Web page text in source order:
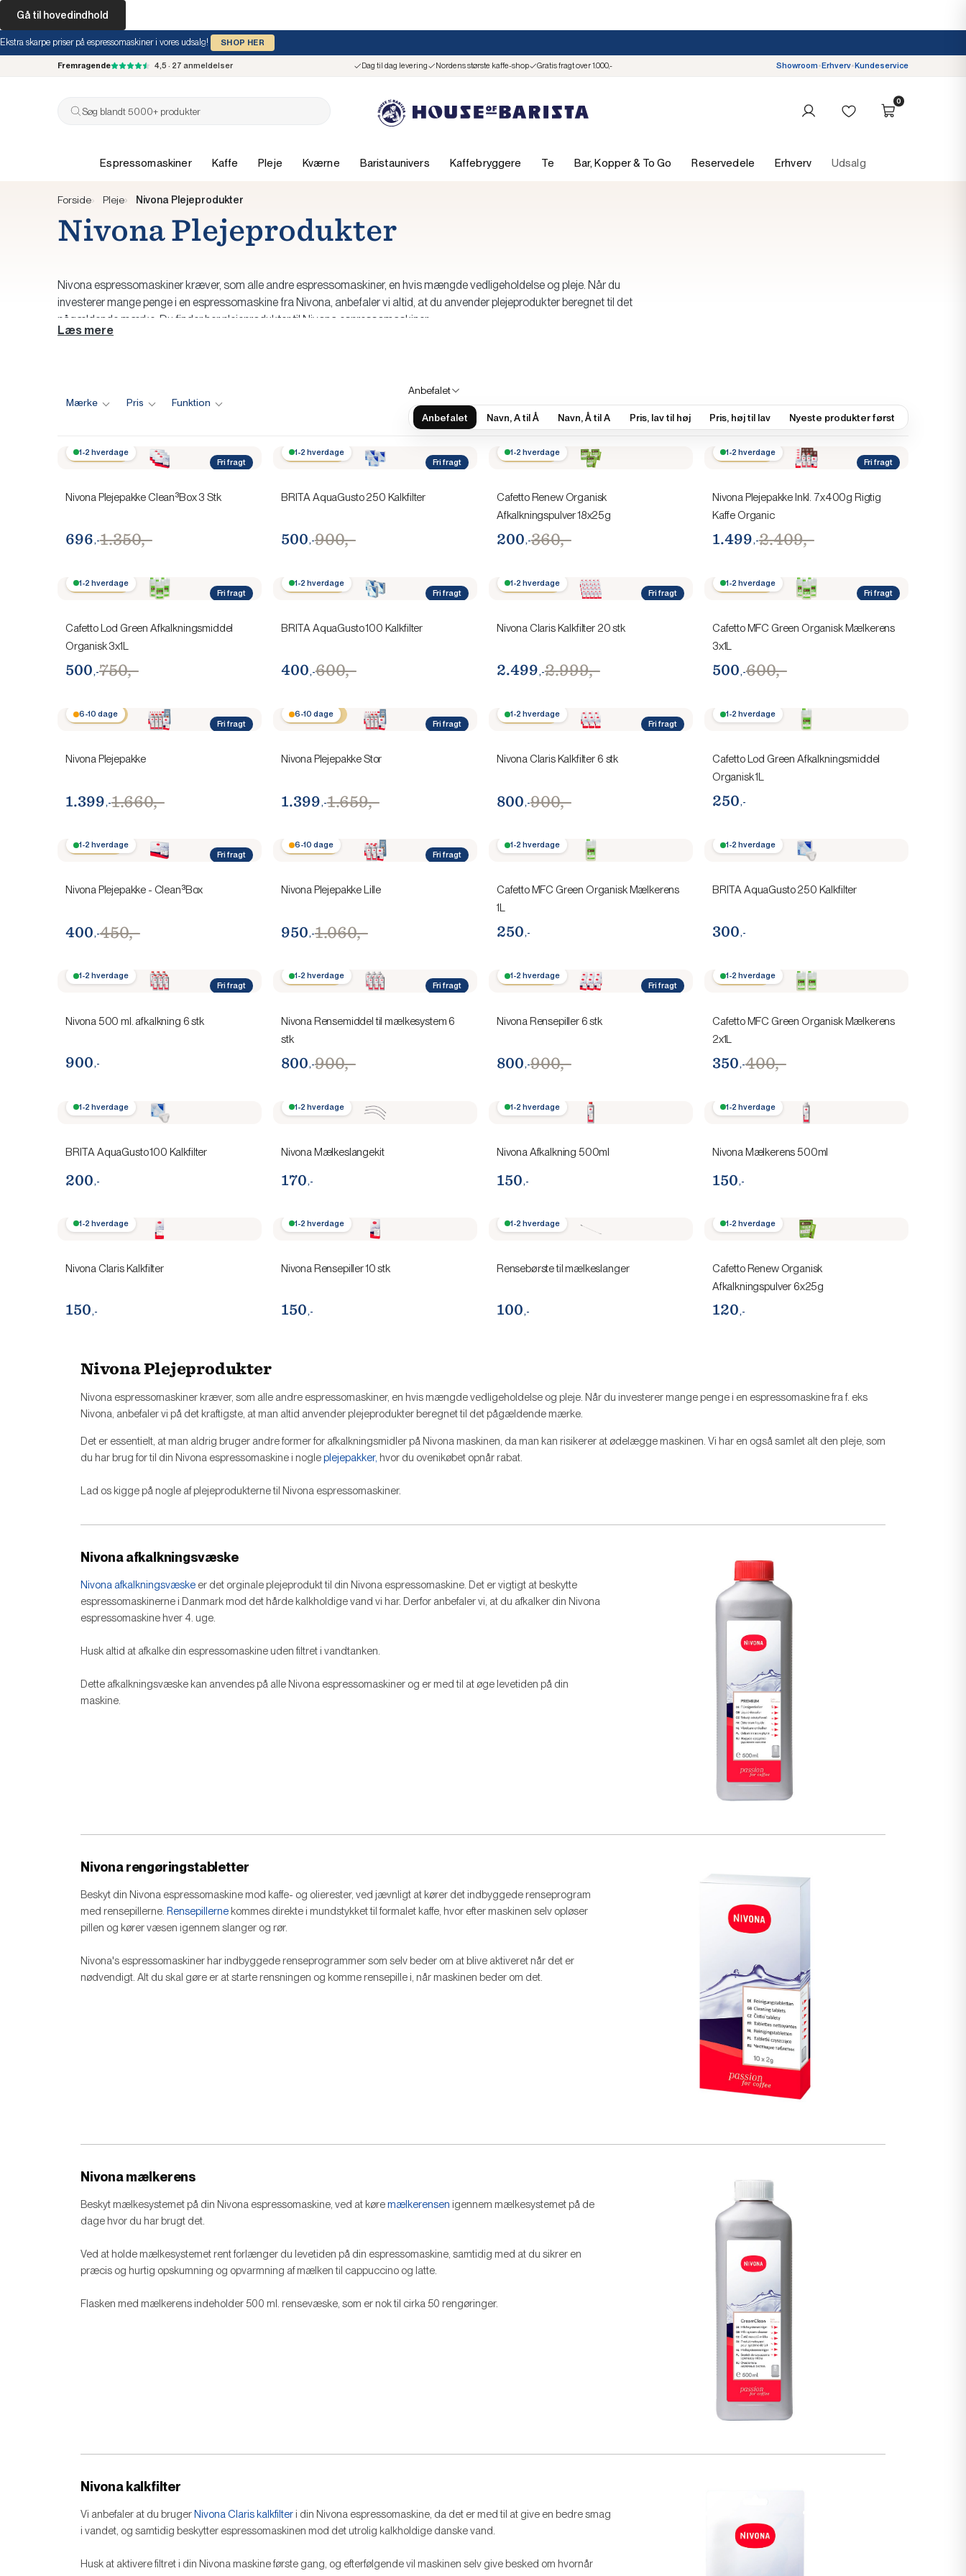
Gå til hovedindhold
Ekstra skarpe priser på espressomaskiner i vores udsalg! SHOP HER
Fremragende 4,5 · 27 anmeldelser Dag til dag levering Nordens største kaffe-shop Gratis fragt over 1.000,- Showroom•Erhverv•Kundeservice
Søg blandt 5000+ produkter
0
Espressomaskiner Kaffe Pleje Kværne Baristaunivers Kaffebryggere Te Bar, Kopper & To Go Reservedele Erhverv Udsalg
Forside Pleje Nivona Plejeprodukter
Nivona Plejeprodukter
Nivona espressomaskiner kræver, som alle andre espressomaskiner, en hvis mængde vedligeholdelse og pleje. Når du
investerer mange penge i en espressomaskine fra Nivona, anbefaler vi altid, at du anvender plejeprodukter beregnet til det
pågældende mærke. Du finder her plejeprodukter til Nivona espressomaskiner.
Læs mere
Mærke Pris Funktion
Anbefalet
Anbefalet Navn, A til Å Navn, Å til A Pris, lav til høj Pris, høj til lav Nyeste produkter først
Fri fragt
1-2 hverdage
Spar 654,-
696,-1.350,-
Nivona Plejepakke Clean³Box 3 Stk
Fri fragt
1-2 hverdage
Spar 400,-
500,-900,-
BRITA AquaGusto 250 Kalkfilter
1-2 hverdage
Spar 160,-
200,-360,-
Cafetto Renew Organisk
Afkalkningspulver 18x25g
Fri fragt
1-2 hverdage
Spar 910,-
1.499,-2.409,-
Nivona Plejepakke Inkl. 7x400g Rigtig
Kaffe Organic
Fri fragt
1-2 hverdage
Spar 250,-
500 ,-750,-
Cafetto Lod Green Afkalkningsmiddel
Organisk 3x1L
Fri fragt
1-2 hverdage
Spar 200,-
400 ,-600,-
BRITA AquaGusto 100 Kalkfilter
Fri fragt
1-2 hverdage
Spar 500,-
2.499 ,-2.999,-
Nivona Claris Kalkfilter 20 stk
Fri fragt
1-2 hverdage
Spar 100,-
500 ,-600,-
Cafetto MFC Green Organisk Mælkerens
3x1L
Fri fragt
6-10 dage
Spar 261,-
1.399 ,-1.660,-
Nivona Plejepakke
Fri fragt
6-10 dage
Spar 260,-
1.399 ,-1.659,-
Nivona Plejepakke Stor
Fri fragt
1-2 hverdage
Spar 100,-
800 ,-900,-
Nivona Claris Kalkfilter 6 stk
1-2 hverdage
250 ,-
Cafetto Lod Green Afkalkningsmiddel
Organisk 1L
Fri fragt
1-2 hverdage
Spar 50,-
400 ,-450,-
Nivona Plejepakke - Clean³Box
Fri fragt
6-10 dage
Spar 110,-
950 ,-1.060,-
Nivona Plejepakke Lille
1-2 hverdage
250 ,-
Cafetto MFC Green Organisk Mælkerens
1L
1-2 hverdage
300 ,-
BRITA AquaGusto 250 Kalkfilter
Fri fragt
1-2 hverdage
900,-
Nivona 500 ml. afkalkning 6 stk
Fri fragt
1-2 hverdage
Spar 100,-
800,-900,-
Nivona Rensemiddel til mælkesystem 6
stk
Fri fragt
1-2 hverdage
Spar 100,-
800,-900,-
Nivona Rensepiller 6 stk
1-2 hverdage
Spar 50,-
350,-400,-
Cafetto MFC Green Organisk Mælkerens
2x1L
1-2 hverdage
200,-
BRITA AquaGusto 100 Kalkfilter
1-2 hverdage
170,-
Nivona Mælkeslangekit
1-2 hverdage
150,-
Nivona Afkalkning 500ml
1-2 hverdage
150,-
Nivona Mælkerens 500ml
1-2 hverdage
150 ,-
Nivona Claris Kalkfilter
1-2 hverdage
150 ,-
Nivona Rensepiller 10 stk
1-2 hverdage
100 ,-
Rensebørste til mælkeslanger
1-2 hverdage
120 ,-
Cafetto Renew Organisk
Afkalkningspulver 6x25g
Nivona Plejeprodukter
Nivona espressomaskiner kræver, som alle andre espressomaskiner, en hvis mængde vedligeholdelse og pleje. Når du investerer mange penge i en espressomaskine fra f. eks
Nivona, anbefaler vi på det kraftigste, at man altid anvender plejeprodukter beregnet til det pågældende mærke.
Det er essentielt, at man aldrig bruger andre former for afkalkningsmidler på Nivona maskinen, da man kan risikerer at ødelægge maskinen. Vi har en også samlet alt den pleje, som
du har brug for til din Nivona espressomaskine i nogleplejepakker, hvor du ovenikøbet opnår rabat.
Lad os kigge på nogle af plejeprodukterne til Nivona espressomaskiner.
Nivona afkalkningsvæske
Nivona afkalkningsvæske er det orginale plejeprodukt til din Nivona espressomaskine. Det er vigtigt at beskytte
espressomaskinerne i Danmark mod det hårde kalkholdige vand vi har. Derfor anbefaler vi, at du afkalker din Nivona
espressomaskine hver 4. uge.
Husk altid at afkalke din espressomaskine uden filtret i vandtanken.
Dette afkalkningsvæske kan anvendes på alle Nivona espressomaskiner og er med til at øge levetiden på din
maskine.
Nivona rengøringstabletter
Beskyt din Nivona espressomaskine mod kaffe- og olierester, ved jævnligt at kører det indbyggede renseprogram
med rensepillerne. Rensepillerne kommes direkte i mundstykket til formalet kaffe, hvor efter maskinen selv opløser
pillen og kører væsen igennem slanger og rør.
Nivona's espressomaskiner har indbyggede renseprogrammer som selv beder om at blive aktiveret når det er
nødvendigt. Alt du skal gøre er at starte rensningen og komme rensepille i, når maskinen beder om det.
Nivona mælkerens
Beskyt mælkesystemet på din Nivona espressomaskine, ved at køremælkerensen igennem mælkesystemet på de
dage hvor du har brugt det.
Ved at holde mælkesystemet rent forlænger du levetiden på din espressomaskine, samtidig med at du sikrer en
præcis og hurtig opskumning og opvarmning af mælken til cappuccino og latte.
Flasken med mælkerens indeholder 500 ml. rensevæske, som er nok til cirka 50 rengøringer.
Nivona kalkfilter
Vi anbefaler at du brugerNivona Claris kalkfilter i din Nivona espressomaskine, da det er med til at give en bedre smag
i vandet, og samtidig beskytter espressomaskinen mod det utrolig kalkholdige danske vand.
Husk at aktivere filtret i din Nivona maskine første gang, og efterfølgende vil maskinen selv give besked om hvornår
EKSKLUSIVE
Tilmeld dig vores nyhedsmail for adgang til vores
seneste opdateringer og bedste tilbud.